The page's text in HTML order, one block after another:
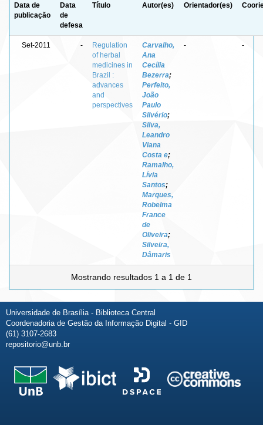
Data de
publicação
Data
de
defesa
Título Autor(es) Orientador(es)
Set-2011 -
Regulation
of herbal
medicines in
Brazil :
advances
and
perspectives
Carvalho,
Ana
Cecília
Bezerra;
Perfeito,
João
Paulo
Silvério;
Silva,
Leandro
Viana
Costa e;
Ramalho,
Lívia
Santos;
Marques,
Robelma
France
de
Oliveira;
Silveira,
Dâmaris
- -
Mostrando resultados 1 a 1 de 1
Universidade de Brasília - Biblioteca Central
Coordenadoria de Gestão da Informação Digital - GID
(61) 3107-2683
repositorio@unb.br